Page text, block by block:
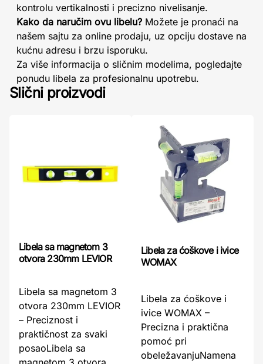
kontrolu vertikalnosti i precizno nivelisanje.
Kako da naručim ovu libelu? Možete je pronaći na
našem sajtu za online prodaju, uz opciju dostave na
kućnu adresu i brzu isporuku.
Za više informacija o sličnim modelima, pogledajte
ponudu libela za profesionalnu upotrebu.
Slični proizvodi
Libela sa magnetom 3
otvora 230mm LEVIOR
Libela sa magnetom 3
otvora 230mm LEVIOR
– Preciznost i
praktičnost za svaki
posaoLibela sa
Libela za ćoškove i ivice
WOMAX
Libela za ćoškove i
ivice WOMAX –
Precizna i praktična
pomoć pri
obeležavanjuNamena